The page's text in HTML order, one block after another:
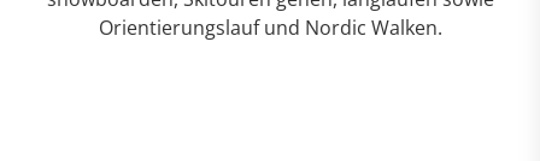
Orientierungslauf und Nordic Walken.